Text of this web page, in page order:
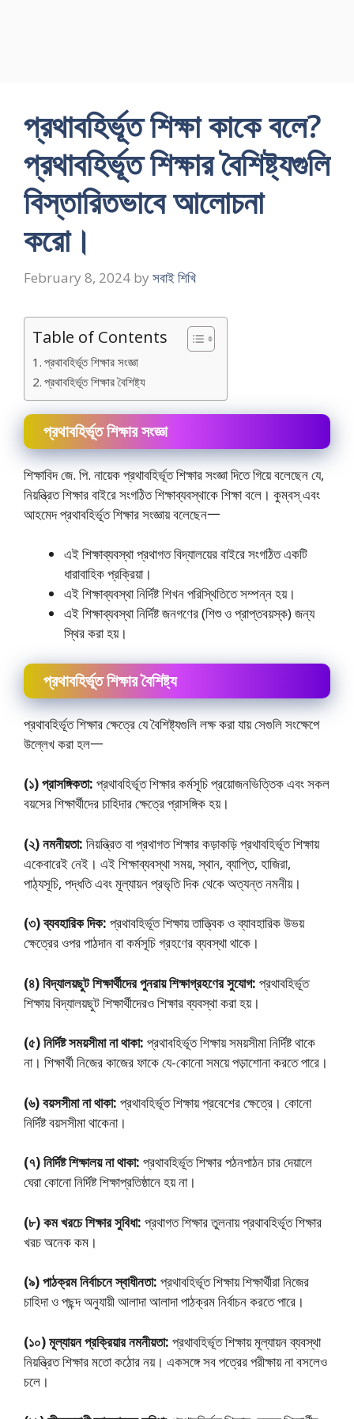
প্রথাবহির্ভূত শিক্ষা কাকে বলে?
প্রথাবহির্ভূত শিক্ষার বৈশিষ্ট্যগুলি
বিস্তারিতভাবে আলােচনা
করাে।
February 8, 2024 by সবাই শিখি
Table of Contents
প্রথাবহির্ভূত শিক্ষার সংজ্ঞা
প্রথাবহির্ভূত শিক্ষার বৈশিষ্ট্য
প্রথাবহির্ভূত শিক্ষার সংজ্ঞা
শিক্ষাবিদ জে. পি. নায়েক প্রথাবহির্ভূত শিক্ষার সংজ্ঞা দিতে গিয়ে বলেছেন যে,
নিয়ন্ত্রিত শিক্ষার বাইরে সংগঠিত শিক্ষাব্যবস্থাকে শিক্ষা বলে। কুম্বস্ এবং
আহমেদ প্রথাবহির্ভূত শিক্ষার সংজ্ঞায় বলেছেন一
এই শিক্ষাব্যবস্থা প্রথাগত বিদ্যালয়ের বাইরে সংগঠিত একটি
ধারাবাহিক প্রক্রিয়া।
এই শিক্ষাব্যবস্থা নির্দিষ্ট শিখন পরিস্থিতিতে সম্পন্ন হয়।
এই শিক্ষাব্যবস্থা নির্দিষ্ট জনগণের (শিশু ও প্রাপ্তবয়স্ক) জন্য
স্থির করা হয়।
প্রথাবহির্ভূত শিক্ষার বৈশিষ্ট্য
প্রথাবহির্ভূত শিক্ষার ক্ষেত্রে যে বৈশিষ্ট্যগুলি লক্ষ করা যায় সেগুলি সংক্ষেপে
উল্লেখ করা হল一
(১) প্রাসঙ্গিকতা: প্রথাবহির্ভূত শিক্ষার কর্মসূচি প্রয়ােজনভিত্তিক এবং সকল
বয়সের শিক্ষার্থীদের চাহিদার ক্ষেত্রে প্রাসঙ্গিক হয়।
(২) নমনীয়তা: নিয়ন্ত্রিত বা প্রথাগত শিক্ষার কড়াকড়ি প্রথাবহির্ভূত শিক্ষায়
একেবারেই নেই। এই শিক্ষাব্যবস্থা সময়, স্থান, ব্যাপ্তি, হাজিরা,
পাঠ্যসূচি, পদ্ধতি এবং মূল্যায়ন প্রভৃতি দিক থেকে অত্যন্ত নমনীয়।
(৩) ব্যবহারিক দিক: প্রথাবহির্ভূত শিক্ষায় তাত্ত্বিক ও ব্যাবহারিক উভয়
ক্ষেত্রের ওপর পাঠদান বা কর্মসূচি গ্রহণের ব্যবস্থা থাকে।
(৪) বিদ্যালয়ছুট শিক্ষার্থীদের পুনরায় শিক্ষাগ্রহণের সুযোগ: প্রথাবহির্ভূত
শিক্ষায় বিদ্যালয়ছুট শিক্ষার্থীদেরও শিক্ষার ব্যবস্থা করা হয়।
(৫) নির্দিষ্ট সময়সীমা না থাকা: প্রথাবহির্ভূত শিক্ষায় সময়সীমা নির্দিষ্ট থাকে
না। শিক্ষার্থী নিজের কাজের ফাকে যে-কোনাে সময়ে পড়াশােনা করতে পারে।
(৬) বয়সসীমা না থাকা: প্রথাবহির্ভূত শিক্ষায় প্রবেশের ক্ষেত্রে। কোনাে
নির্দিষ্ট বয়সসীমা থাকেনা।
(৭) নির্দিষ্ট শিক্ষালয় না থাকা: প্রথাবহির্ভূত শিক্ষার পঠনপাঠন চার দেয়ালে
ঘেরা কোনাে নির্দিষ্ট শিক্ষাপ্রতিষ্ঠানে হয় না।
(৮) কম খরচে শিক্ষার সুবিধা: প্রথাগত শিক্ষার তুলনায় প্রথাবহির্ভূত শিক্ষার
খরচ অনেক কম।
(৯) পাঠক্রম নির্বাচনে স্বাধীনতা: প্রথাবহির্ভূত শিক্ষায় শিক্ষার্থীরা নিজের
চাহিদা ও পছন্দ অনুযায়ী আলাদা আলাদা পাঠক্রম নির্বাচন করতে পারে।
(১০) মূল্যায়ন প্রক্রিয়ার নমনীয়তা: প্রথাবহির্ভূত শিক্ষায় মূল্যায়ন ব্যবস্থা
নিয়ন্ত্রিত শিক্ষার মতাে কঠোর নয়। একসঙ্গে সব পত্রের পরীক্ষায় না বসলেও
চলে।